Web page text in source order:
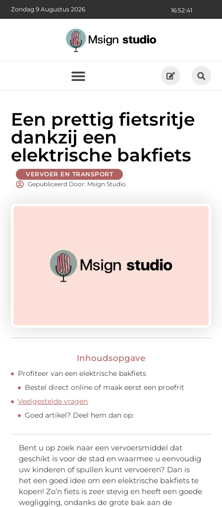
16:52:42
Zondag 9 Augustus 2026
Een prettig fietsritje
dankzij een
elektrische bakfiets
VERVOER EN TRANSPORT
Gepubliceerd Door: Msign Studio
Inhoudsopgave
Profiteer van een elektrische bakfiets
Bestel direct online of maak eerst een proefrit
Veelgestelde vragen
Goed artikel? Deel hem dan op:
Bent u op zoek naar een vervoersmiddel dat
geschikt is voor de stad en waarmee u eenvoudig
uw kinderen of spullen kunt vervoeren? Dan is
het een goed idee om een elektrische bakfiets te
kopen! Zo’n fiets is zeer stevig en heeft een goede
wegligging, ondanks de grote bak aan de